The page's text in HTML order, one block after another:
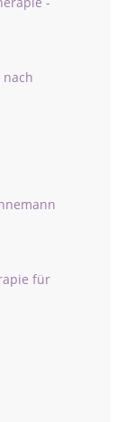
für